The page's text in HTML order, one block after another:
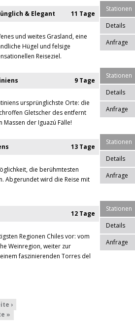
& Elegant 11 Tage
und weites Grasland, eine
Hügel und felsige
Reiseziel.
Stationen
Details
Anfrage
9 Tage
ursprünglichste Orte: die
Gletscher des entfernt
der Iguazú Fälle!
Stationen
Details
Anfrage
13 Tage
die berühmtesten
Abgerundet wird die Reise mit
Stationen
Details
Anfrage
12 Tage
Regionen Chiles vor: vom
Weinregion, weiter zur
faszinierenden Torres del
Stationen
Details
Anfrage
›
»